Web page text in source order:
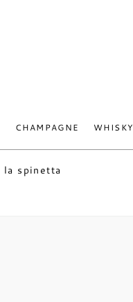
CHAMPAGNE WHISKY
la spinetta